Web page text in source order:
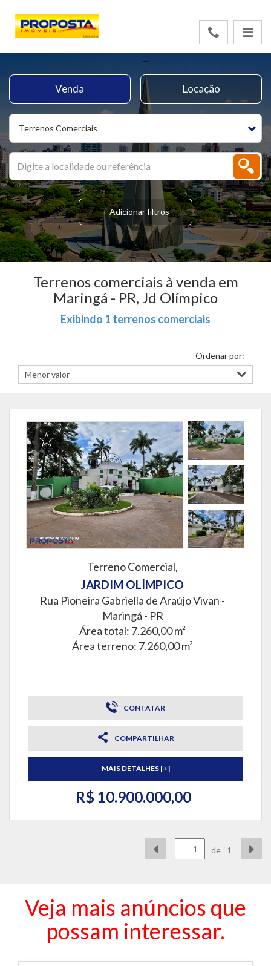
Terrenos Comerciais
Venda Locação
+ Adicionar filtros
Terrenos comerciais à venda em
Maringá - PR, Jd Olímpico
Exibindo 1 terrenos comerciais
Ordenar por:
Terreno Comercial,
JARDIM OLÍMPICO
Rua Pioneira Gabriella de Araújo Vivan -
Maringá - PR
Área total: 7.260,00 m²
Área terreno: 7.260,00 m²
CONTATAR
COMPARTILHAR
MAIS DETALHES [+]
R$ 10.900.000,00
de 1
Veja mais anúncios que
possam interessar.